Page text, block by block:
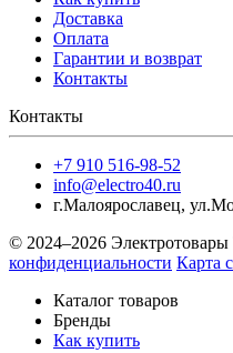
Доставка
Оплата
Гарантии и возврат
Контакты
Контакты
+7 910 516-98-52
info@electro40.ru
г.Малоярославец,
© 2024–2026
конфиденциальности Карта
Каталог товаров
Бренды
Как купить